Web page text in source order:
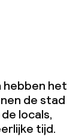
hebben het
de stad
locals,
tijd.